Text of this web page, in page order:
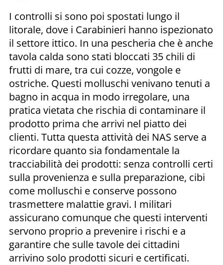
I controlli si sono poi spostati lungo il
litorale, dove i Carabinieri hanno ispezionato
il settore ittico. In una pescheria che è anche
tavola calda sono stati bloccati 35 chili di
frutti di mare, tra cui cozze, vongole e
ostriche. Questi molluschi venivano tenuti a
bagno in acqua in modo irregolare, una
pratica vietata che rischia di contaminare il
prodotto prima che arrivi nel piatto dei
clienti. Tutta questa attività dei NAS serve a
ricordare quanto sia fondamentale la
tracciabilità dei prodotti: senza controlli certi
sulla provenienza e sulla preparazione, cibi
come molluschi e conserve possono
trasmettere malattie gravi. I militari
assicurano comunque che questi interventi
servono proprio a prevenire i rischi e a
garantire che sulle tavole dei cittadini
arrivino solo prodotti sicuri e certificati.